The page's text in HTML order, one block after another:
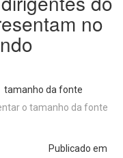
no
tamanho da fonte
Publicado em